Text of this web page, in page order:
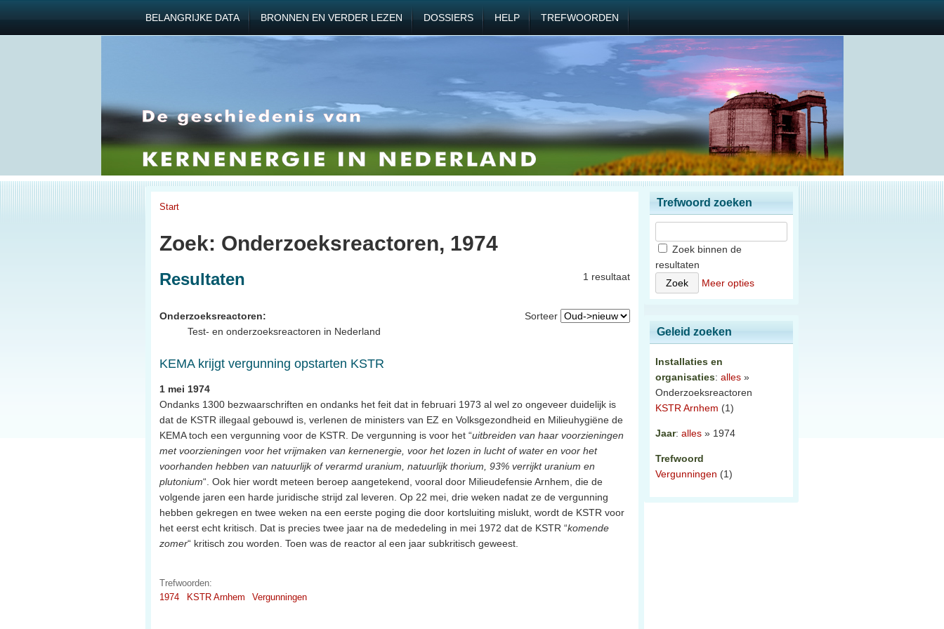
BELANGRIJKE DATA BRONNEN EN VERDER LEZEN DOSSIERS HELP TREFWOORDEN
Start
Zoek: Onderzoeksreactoren, 1974
1 resultaat
Resultaten
Sorteer
Onderzoeksreactoren:
Test- en onderzoeksreactoren in Nederland
KEMA krijgt vergunning opstarten KSTR
1 mei 1974
Ondanks 1300 bezwaarschriften en ondanks het feit dat in februari 1973 al wel zo ongeveer duidelijk is
dat de KSTR illegaal gebouwd is, verlenen de ministers van EZ en Volksgezondheid en Milieuhygiëne de
KEMA toch een vergunning voor de KSTR. De vergunning is voor het “uitbreiden van haar voorzieningen
met voorzieningen voor het vrijmaken van kernenergie, voor het lozen in lucht of water en voor het
voorhanden hebben van natuurlijk of verarmd uranium, natuurlijk thorium, 93% verrijkt uranium en
plutonium“. Ook hier wordt meteen beroep aangetekend, vooral door Milieudefensie Arnhem, die de
volgende jaren een harde juridische strijd zal leveren. Op 22 mei, drie weken nadat ze de vergunning
hebben gekregen en twee weken na een eerste poging die door kortsluiting mislukt, wordt de KSTR voor
het eerst echt kritisch. Dat is precies twee jaar na de mededeling in mei 1972 dat de KSTR “komende
zomer“ kritisch zou worden. Toen was de reactor al een jaar subkritisch geweest.
Trefwoorden:
1974
KSTR Arnhem Vergunningen
Trefwoord zoeken
Zoek binnen de
resultaten
Meer opties
Geleid zoeken
Installaties en
organisaties: alles »
Onderzoeksreactoren
KSTR Arnhem (1)
Jaar: alles » 1974
Trefwoord
Vergunningen (1)